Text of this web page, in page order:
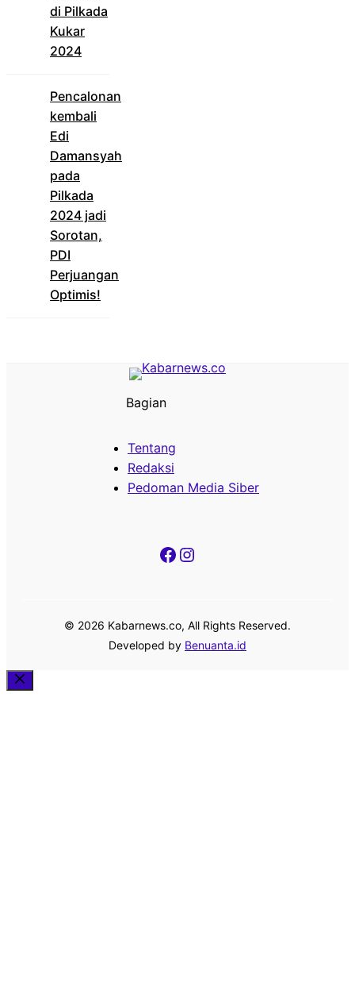
di Pilkada
Kukar
2024
Pencalonan
kembali
Edi
Damansyah
pada
Pilkada
2024 jadi
Sorotan,
PDI
Perjuangan
Optimis!
Bagian
Tentang
Redaksi
Pedoman Media Siber
Facebook
Instagram
© 2026 Kabarnews.co, All Rights Reserved.
Developed by Benuanta.id
Close